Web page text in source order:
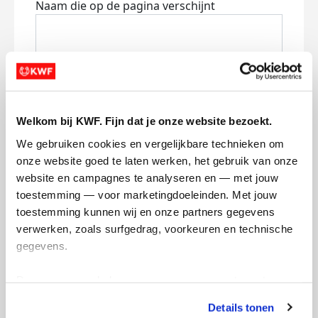
Welkom bij KWF. Fijn dat je onze website bezoekt.
We gebruiken cookies en vergelijkbare technieken om
onze website goed te laten werken, het gebruik van onze
website en campagnes te analyseren en — met jouw
toestemming — voor marketingdoeleinden. Met jouw
toestemming kunnen wij en onze partners gegevens
verwerken, zoals surfgedrag, voorkeuren en technische
gegevens.
tonen. Je kunt je toestemming op elk moment wijzigen of
Details tonen
Naam die op de pagina verschijnt
Volgende
Creditcard